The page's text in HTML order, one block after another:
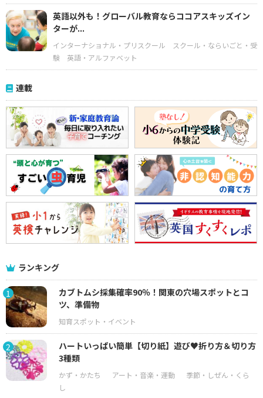
英語以外も！グローバル教育ならココアスキッズイン
ターが...
インターナショナル・プリスクール
スクール・ならいごと・受
験
英語・アルファベット
連載
ランキング
1
カブトムシ採集確率90％！関東の穴場スポットとコ
ツ、準備物
2
ハートいっぱい簡単【切り紙】遊び♥折り方＆切り方
3種類